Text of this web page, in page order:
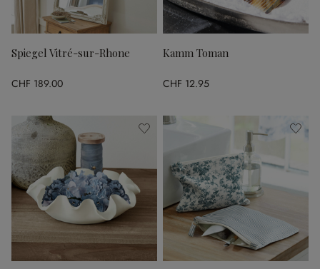
Spiegel Vitré-sur-Rhone
CHF 189.00
Kamm Toman
CHF 12.95